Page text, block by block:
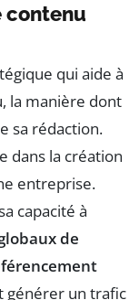
contenu
qui aide à
la manière dont
sa rédaction.
dans la création
entreprise.
capacité à
de
générer un trafic